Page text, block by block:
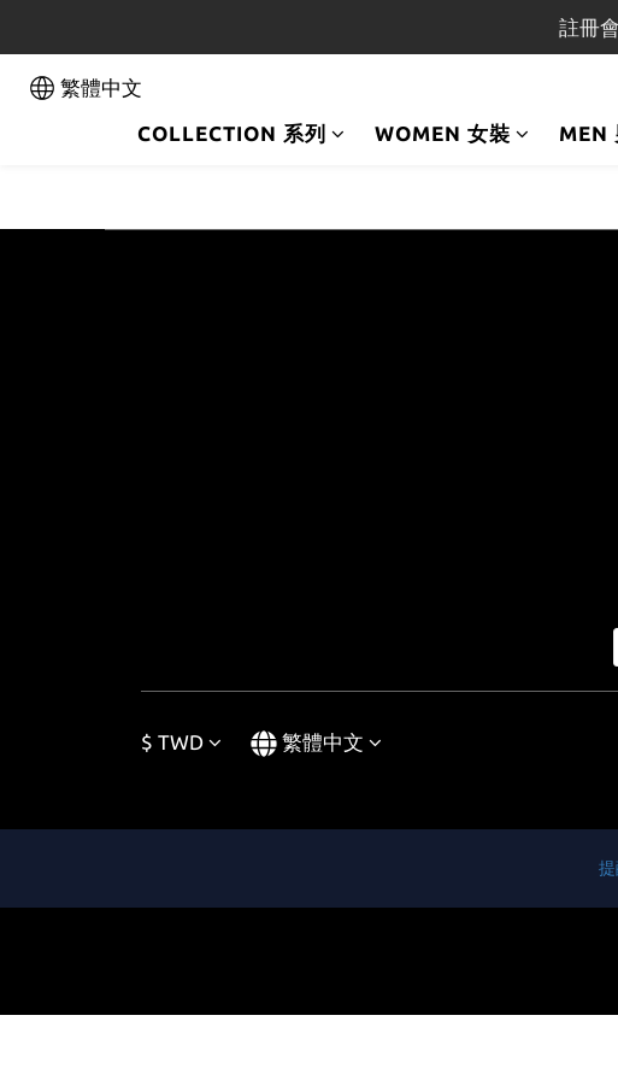
註冊
註冊
Register as a member and
註冊
繁體中文
COLLECTION 系列
WOMEN 女裝 MEN
$ TWD 繁體中文